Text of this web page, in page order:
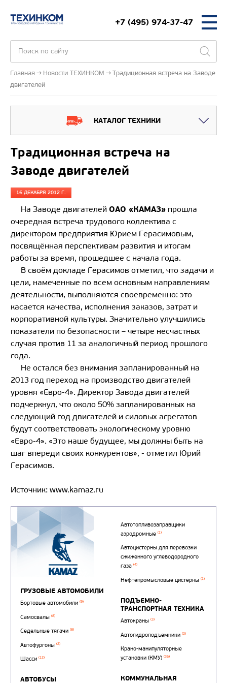
+7 (495) 974-37-47
Главная Новости ТЕХИНКОМ
Традиционная встреча на Заводе
двигателей
КАТАЛОГ ТЕХНИКИ
Традиционная встреча на
Заводе двигателей
16 ДЕКАБРЯ 2012 Г.
На Заводе двигателей ОАО «КАМАЗ» прошла
очередная встреча трудового коллектива с
директором предприятия Юрием Герасимовым,
посвящённая перспективам развития и итогам
работы за время, прошедшее с начала года.
В своём докладе Герасимов отметил, что задачи и
цели, намеченные по всем основным направлениям
деятельности, выполняются своевременно: это
касается качества, исполнения заказов, затрат и
корпоративной культуры. Значительно улучшились
показатели по безопасности – четыре несчастных
случая против 11 за аналогичный период прошлого
года.
Не остался без внимания запланированный на
2013 год переход на производство двигателей
уровня «Евро-4». Директор Завода двигателей
подчеркнул, что около 50% запланированных на
следующий год двигателей и силовых агрегатов
будут соответствовать экологическому уровню
«Евро-4». «Это наше будущее, мы должны быть на
шаг впереди своих конкурентов», - отметил Юрий
Герасимов.
Источник: www.kamaz.ru